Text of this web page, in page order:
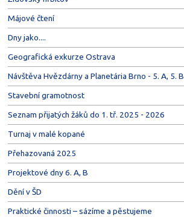
Májové čtení
Dny jako....
Geografická exkurze Ostrava
Návštěva Hvězdárny a Planetária Brno - 5. A, 5. B
Stavební gramotnost
Seznam přijatých žáků do 1. tř. 2025 - 2026
Turnaj v malé kopané
Přehazovaná 2025
Projektové dny 6. A, B
Dění v ŠD
Praktické činnosti – sázíme a pěstujeme